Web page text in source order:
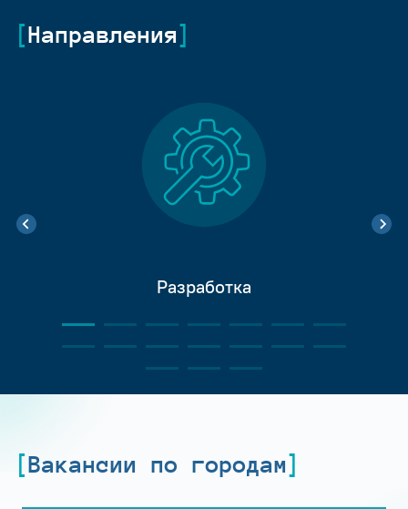
Направления
Разработка
Вакансии по городам